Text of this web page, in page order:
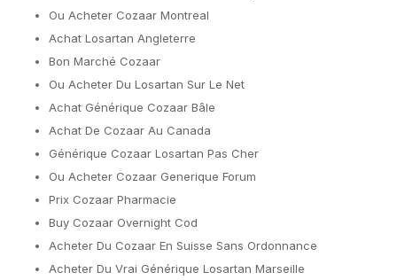
Ou Acheter Cozaar Montreal
Achat Losartan Angleterre
Bon Marché Cozaar
Ou Acheter Du Losartan Sur Le Net
Achat Générique Cozaar Bâle
Achat De Cozaar Au Canada
Générique Cozaar Losartan Pas Cher
Ou Acheter Cozaar Generique Forum
Prix Cozaar Pharmacie
Buy Cozaar Overnight Cod
Acheter Du Cozaar En Suisse Sans Ordonnance
Acheter Du Vrai Générique Losartan Marseille